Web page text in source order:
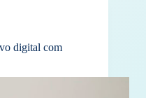
digital com